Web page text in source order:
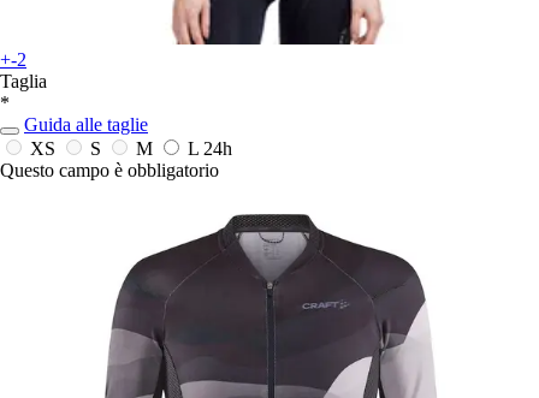
+-2
Taglia
*
Guida alle taglie
XS
S M L 24h
Questo campo è obbligatorio